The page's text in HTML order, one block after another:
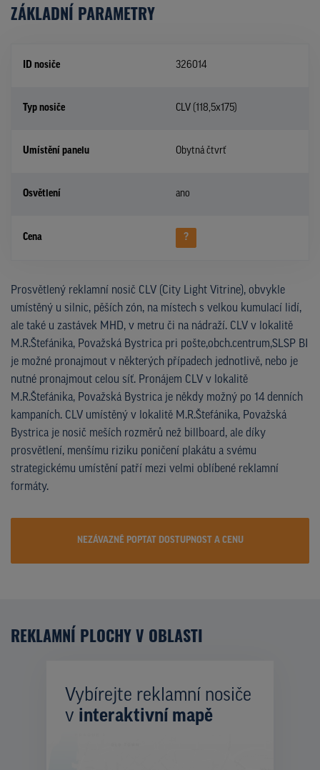
ZÁKLADNÍ PARAMETRY
ID nosiče 326014
Typ nosiče CLV (118,5x175)
Umístění panelu Obytná čtvrť
Osvětlení ano
Cena ?
Prosvětlený reklamní nosič CLV (City Light Vitrine), obvykle
umístěný u silnic, pěších zón, na místech s velkou kumulací lidí,
ale také u zastávek MHD, v metru či na nádraží. CLV v lokalitě
M.R.Štefánika, Považská Bystrica pri pošte,obch.centrum,SLSP BI
je možné pronajmout v některých případech jednotlivě, nebo je
nutné pronajmout celou síť. Pronájem CLV v lokalitě
M.R.Štefánika, Považská Bystrica je někdy možný po 14 denních
kampaních. CLV umístěný v lokalitě M.R.Štefánika, Považská
Bystrica je nosič meších rozměrů než billboard, ale díky
prosvětlení, menšímu riziku poničení plakátu a svému
strategickému umístění patří mezi velmi oblíbené reklamní
formáty.
NEZÁVAZNĚ POPTAT DOSTUPNOST A CENU
REKLAMNÍ PLOCHY V OBLASTI
Vybírejte reklamní nosiče
v interaktivní mapě